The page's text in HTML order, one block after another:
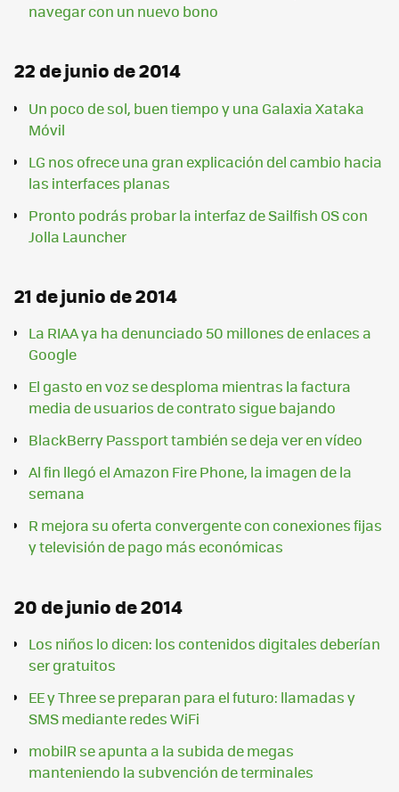
navegar con un nuevo bono
22 de junio de 2014
Un poco de sol, buen tiempo y una Galaxia Xataka
Móvil
LG nos ofrece una gran explicación del cambio hacia
las interfaces planas
Pronto podrás probar la interfaz de Sailfish OS con
Jolla Launcher
21 de junio de 2014
La RIAA ya ha denunciado 50 millones de enlaces a
Google
El gasto en voz se desploma mientras la factura
media de usuarios de contrato sigue bajando
BlackBerry Passport también se deja ver en vídeo
Al fin llegó el Amazon Fire Phone, la imagen de la
semana
R mejora su oferta convergente con conexiones fijas
y televisión de pago más económicas
20 de junio de 2014
Los niños lo dicen: los contenidos digitales deberían
ser gratuitos
EE y Three se preparan para el futuro: llamadas y
SMS mediante redes WiFi
mobilR se apunta a la subida de megas
manteniendo la subvención de terminales